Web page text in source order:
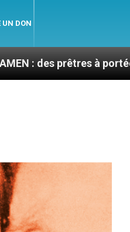
UN DON
à portée de clic